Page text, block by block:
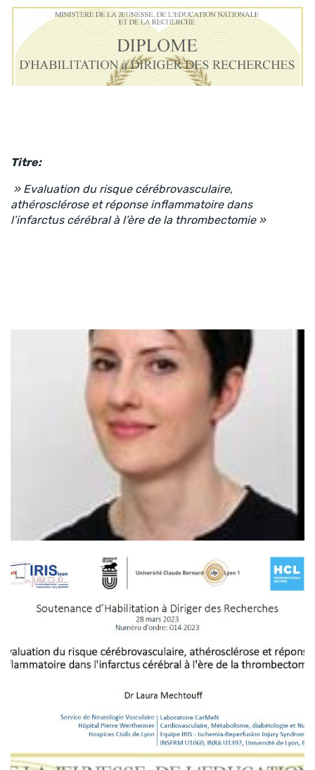
Titre:
» Evaluation du risque cérébrovasculaire,
athérosclérose et réponse inflammatoire dans
l’infarctus cérébral à l’ère de la thrombectomie »